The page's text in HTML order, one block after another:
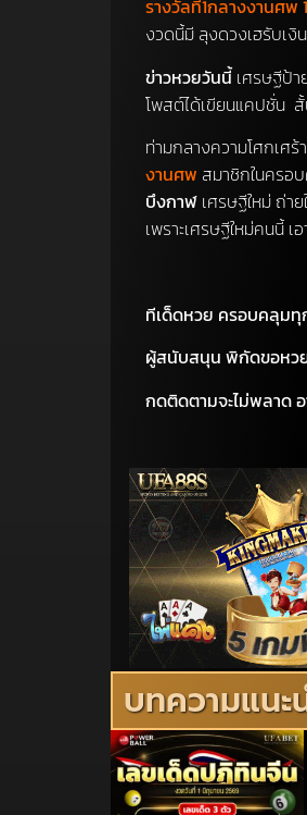
รางวัลที่1กลางงานศพ
งวดนี้มี ลุงดวงเฮรับเงิ
ข่าวหวยวันนี้เศรษฐีป้า
โพสต์ได้เขียนแคปชั่น
ท่ามกลางความโศกเศร้
งานศพ สมาชิกในครอ
บึงกาฬ เศรษฐีใหม่ ถ่
เพราะเศรษฐีใหม่คนนี้
ทีเด็ดหวย ครอบคลุมทุ
ผู้สนับสนุน พิกัดขอหวย
กดติดตามจะไม่พลาด
บทความแนะ